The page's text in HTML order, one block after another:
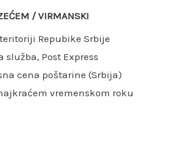
/ VIRMANSKI
Repubike Srbije
služba, Post Express
cena poštarine (Srbija)
vremenskom roku